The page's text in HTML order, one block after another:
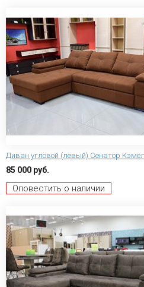
Диван угловой (левый) Сенатор
85 000 руб.
Оповестить о наличии